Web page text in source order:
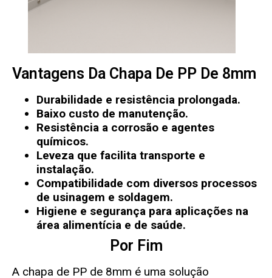
Vantagens Da Chapa De PP De 8mm
Durabilidade e resistência prolongada.
Baixo custo de manutenção.
Resistência a corrosão e agentes
químicos.
Leveza que facilita transporte e
instalação.
Compatibilidade com diversos processos
de usinagem e soldagem.
Higiene e segurança para aplicações na
área alimentícia e de saúde.
Por Fim
A chapa de PP de 8mm é uma solução